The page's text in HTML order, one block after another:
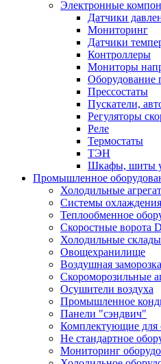
Электронные
Датчики
Мониторинг
Датчики
Контроллеры
Мониторы
Оборудование
Прессостаты
Пускатели,
Регуляторы
Реле
Термостаты
ТЭН
Шкафы, шиты
Промышленное
Холодильные
Системы
Теплообменное
Скоростные ворота
Холодильные склады
Овощехранилище
Воздушная заморозка
Скороморозильные
Осушители воздуха
Промышленное
Панели "сэндвич"
Комплектующие для
Не стандартное
Мониторинг